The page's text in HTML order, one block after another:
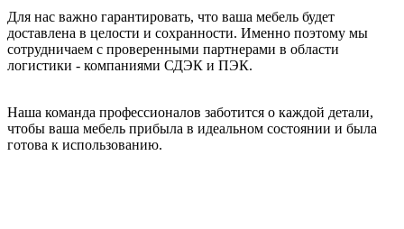
Для нас важно гарантировать, что ваша мебель будет
доставлена в целости и сохранности. Именно поэтому мы
сотрудничаем с проверенными партнерами в области
логистики - компаниями СДЭК и ПЭК.
Наша команда профессионалов заботится о каждой детали,
чтобы ваша мебель прибыла в идеальном состоянии и была
готова к использованию.